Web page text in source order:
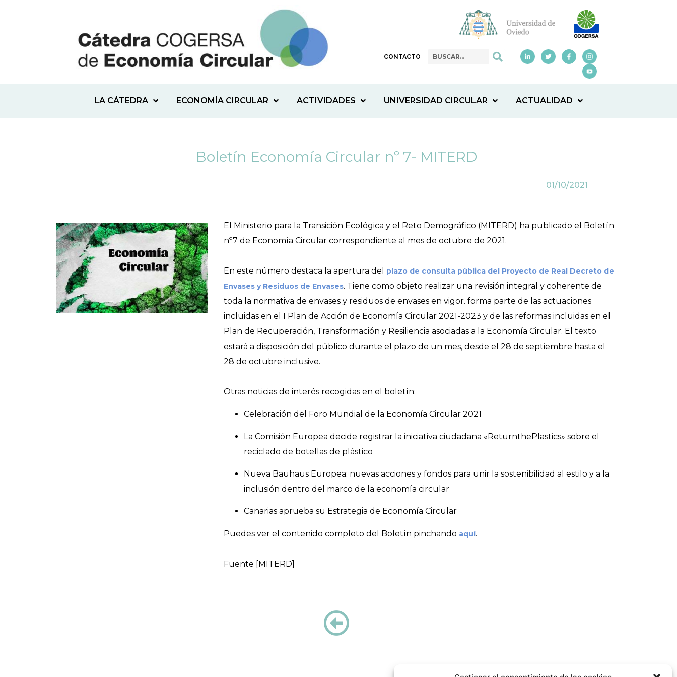
CONTACTO
LA CÁTEDRA ECONOMÍA CIRCULAR ACTIVIDADES UNIVERSIDAD CIRCULAR ACTUALIDAD
Boletín Economía Circular nº 7- MITERD
01/10/2021
El Ministerio para la Transición Ecológica y el Reto Demográfico (MITERD) ha publicado el Boletín
nº7 de Economía Circular correspondiente al mes de octubre de 2021.
En este número destaca la apertura del plazo de consulta pública del Proyecto de Real Decreto de
Envases y Residuos de Envases. Tiene como objeto realizar una revisión integral y coherente de
toda la normativa de envases y residuos de envases en vigor. forma parte de las actuaciones
incluidas en el I Plan de Acción de Economía Circular 2021-2023 y de las reformas incluidas en el
Plan de Recuperación, Transformación y Resiliencia asociadas a la Economía Circular. El texto
estará a disposición del público durante el plazo de un mes, desde el 28 de septiembre hasta el
28 de octubre inclusive.
Otras noticias de interés recogidas en el boletín:
Celebración del Foro Mundial de la Economía Circular 2021
La Comisión Europea decide registrar la iniciativa ciudadana «ReturnthePlastics» sobre el
reciclado de botellas de plástico
Nueva Bauhaus Europea: nuevas acciones y fondos para unir la sostenibilidad al estilo y a la
inclusión dentro del marco de la economía circular
Canarias aprueba su Estrategia de Economía Circular
Puedes ver el contenido completo del Boletín pinchando aquí.
Fuente [MITERD]